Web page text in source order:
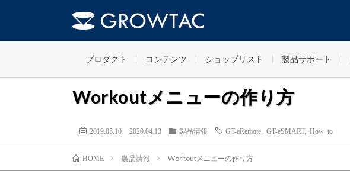
プロダクト コンテンツ ショップリスト 製品サポート
Workoutメニューの作り方
2019.05.10 2020.04.13 製品情報 GT-eRemote GT-eSMART, How to
HOME 製品情報 Workoutメニューの作り方